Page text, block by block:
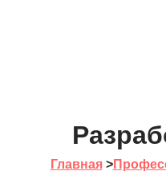
Главная>